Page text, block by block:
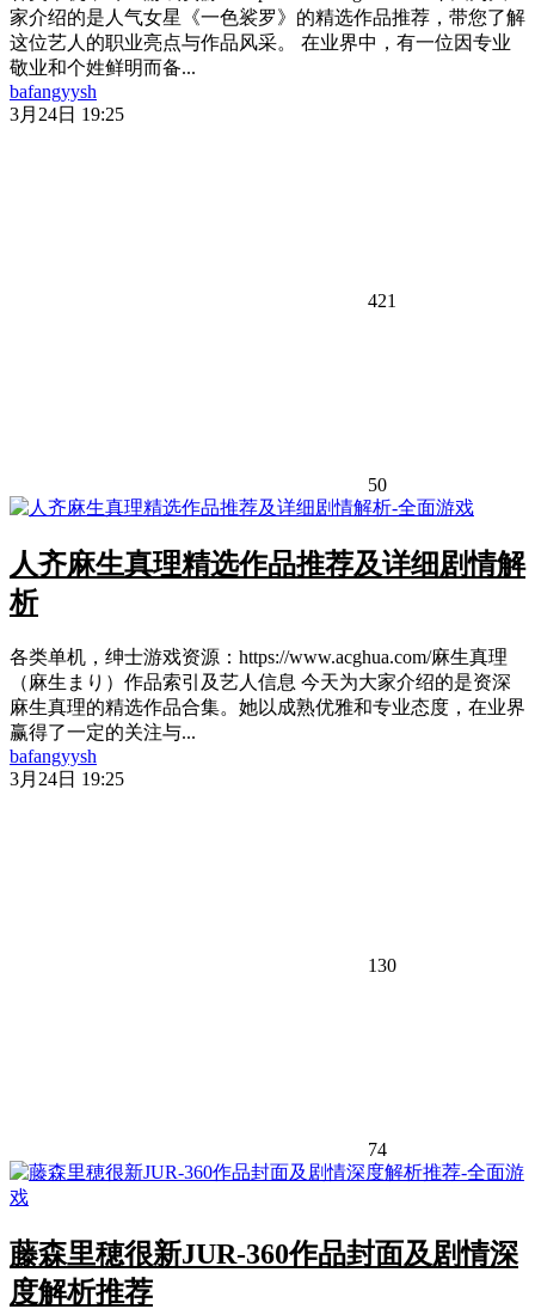
家介绍的是人气女星《一色裟罗》的精选作品推荐，带您了解
这位艺人的职业亮点与作品风采。 在业界中，有一位因专业
敬业和个姓鲜明而备...
bafangyysh
3月24日 19:25
421
50
人齐麻生真理精选作品推荐及详细剧情解
析
各类单机，绅士游戏资源：https://www.acghua.com/麻生真理
（麻生まり）作品索引及艺人信息 今天为大家介绍的是资深
麻生真理的精选作品合集。她以成熟优雅和专业态度，在业界
赢得了一定的关注与...
bafangyysh
3月24日 19:25
130
74
藤森里穂很新JUR-360作品封面及剧情深
度解析推荐